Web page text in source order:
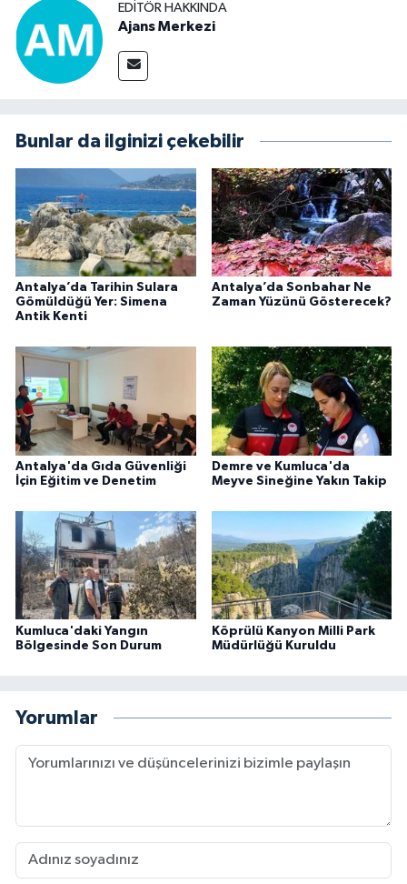
EDITÖR HAKKINDA
Ajans Merkezi
Bunlar da ilginizi çekebilir
Antalya’da Tarihin Sulara
Gömüldüğü Yer: Simena
Antik Kenti
Antalya’da Sonbahar Ne
Zaman Yüzünü Gösterecek?
Antalya'da Gıda Güvenliği
İçin Eğitim ve Denetim
Demre ve Kumluca'da
Meyve Sineğine Yakın Takip
Kumluca'daki Yangın
Bölgesinde Son Durum
Köprülü Kanyon Milli Park
Müdürlüğü Kuruldu
Yorumlar